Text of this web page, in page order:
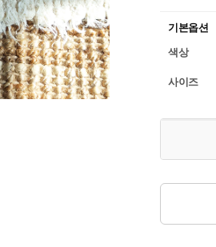
기본옵션
색상
사이즈